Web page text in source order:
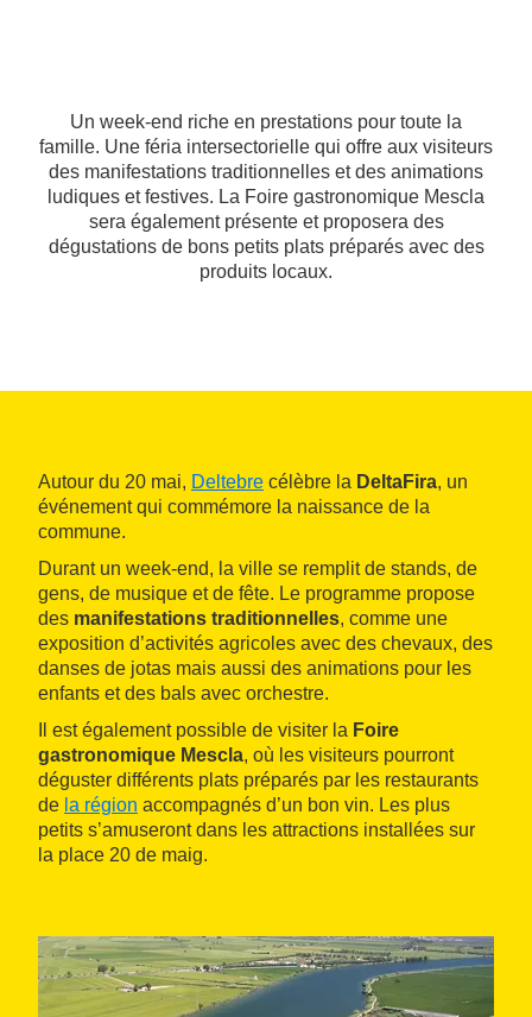
Un week-end riche en prestations pour toute la
famille. Une féria intersectorielle qui offre aux visiteurs
des manifestations traditionnelles et des animations
ludiques et festives. La Foire gastronomique Mescla
sera également présente et proposera des
dégustations de bons petits plats préparés avec des
produits locaux.
Autour du 20 mai, Deltebre célèbre la DeltaFira, un
événement qui commémore la naissance de la
commune.
Durant un week-end, la ville se remplit de stands, de
gens, de musique et de fête. Le programme propose
des manifestations traditionnelles, comme une
exposition d’activités agricoles avec des chevaux, des
danses de jotas mais aussi des animations pour les
enfants et des bals avec orchestre.
Il est également possible de visiter la Foire
gastronomique Mescla, où les visiteurs pourront
déguster différents plats préparés par les restaurants
de la région accompagnés d’un bon vin. Les plus
petits s’amuseront dans les attractions installées sur
la place 20 de maig.